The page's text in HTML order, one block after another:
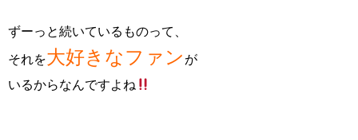
ずーっと続いているものって、
それを大好きなファン が
いるからなんですよね